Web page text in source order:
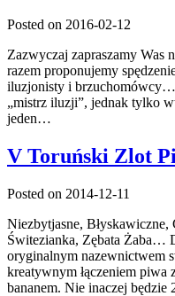
Posted on 2016-02-12
Zazwyczaj zapraszamy Was
razem proponujemy
iluzjonisty i brzuchomówcy…
„mistrz iluzji”, jednak tylko
jeden…
V Toruński Zlot
Posted on 2014-12-11
Niezbytjasne,
Świtezianka, Zębata Żaba…
oryginalnym nazewnictwem
kreatywnym łączeniem piwa
bananem. Nie inaczej